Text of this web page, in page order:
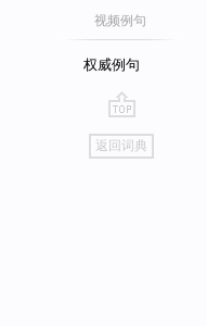
视频例句
权威例句
go
top
返回词典